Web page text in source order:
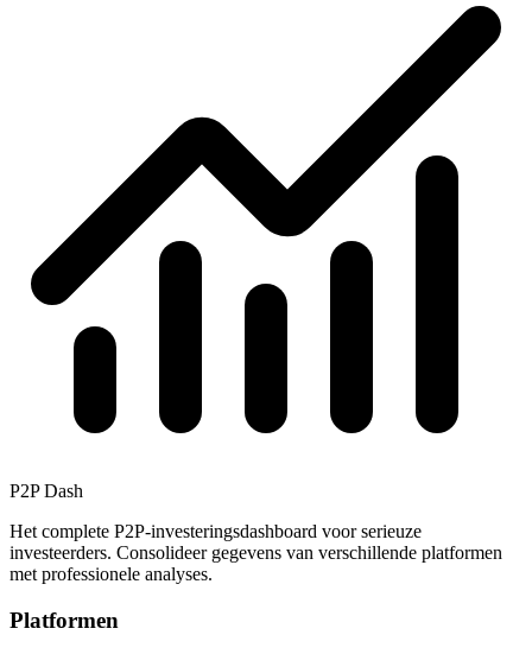
P2P Dash
Het complete P2P-investeringsdashboard voor serieuze
investeerders. Consolideer gegevens van verschillende platformen
met professionele analyses.
Platformen